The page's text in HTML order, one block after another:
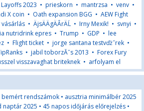
Layoffs 2023 • prieskorn • mantrzsa • venv •
X coin • Oath expansion BGG • AEW Fight
vásárlás • ÄjsÄÄgÄÂ­rÄĹ • Irny Mexik! • svnyi •
nutridrink epres • Trump • GDP • lee
• Flight ticket • jorge santana testvďż˝rek •
• jabil toborzĂˇs 2013 • Forex Fury
visszavaghat briteknek • arfolyam el
bemért rendszámok • ausztria minimálbér 2025
naptár 2025 • 45 napos időjárás előrejelzés •